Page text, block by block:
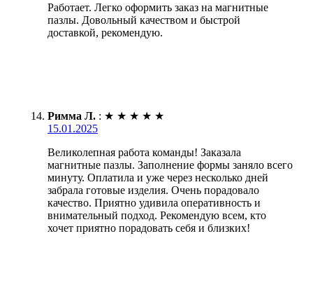
Работает. Легко оформить заказ на магнитные
пазлы. Довольный качеством и быстрой
доставкой, рекомендую.
Римма Л. : ★ ★ ★ ★ ★
15.01.2025
Великолепная работа команды! Заказала
магнитные пазлы. Заполнение формы заняло всего
минуту. Оплатила и уже через несколько дней
забрала готовые изделия. Очень порадовало
качество. Приятно удивила оперативность и
внимательный подход. Рекомендую всем, кто
хочет приятно порадовать себя и близких!